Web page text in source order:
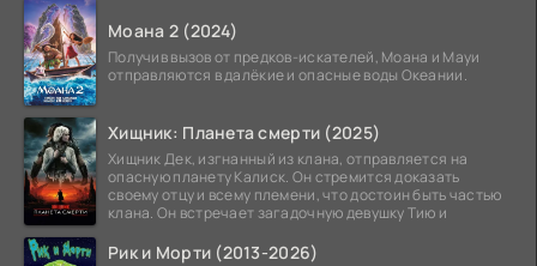
Моана 2 (2024)
Получив вызов от предков-искателей, Моана и Мауи
отправляются в далёкие и опасные воды Океании.
Хищник: Планета смерти (2025)
Хищник Дек, изгнанный из клана, отправляется на
опасную планету Калиск. Он стремится доказать
своему отцу и всему племени, что достоин быть частью
клана. Он встречает загадочную девушку Тию и
Рик и Морти (2013-2026)